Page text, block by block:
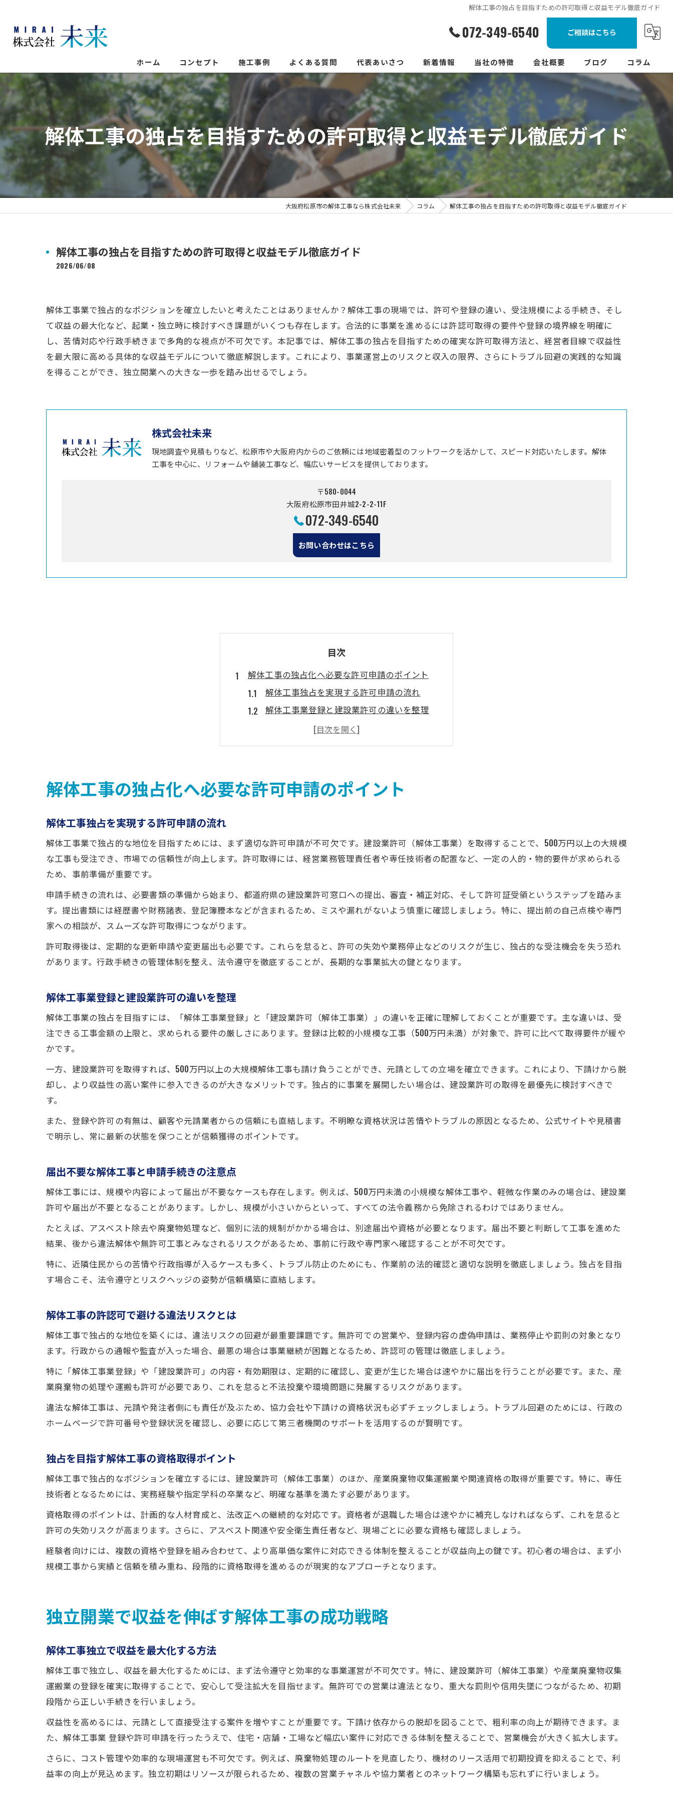
解体工事の独占を目指すための許可取得と収益モデル徹底ガイド
072-349-6540 ご相談はこちら
ホーム コンセプト 施工事例 よくある質問 代表あいさつ 新着情報 当社の特徴
補助金
見積もり
スピード対応
リフォーム
舗装工事
会社概要 ブログ コラム
解体工事の独占を目指すための許可取得と収益モデル徹底ガイド
大阪府松原市の解体工事なら株式会社未来 コラム 解体工事の独占を目指すための許可取得と収益モデル徹底ガイド
解体工事の独占を目指すための許可取得と収益モデル徹底ガイド
2026/06/08
解体工事業で独占的なポジションを確立したいと考えたことはありませんか？解体工事の現場では、許可や登録の違い、受注規模による手続き、そし
て収益の最大化など、起業・独立時に検討すべき課題がいくつも存在します。合法的に事業を進めるには許認可取得の要件や登録の境界線を明確に
し、苦情対応や行政手続きまで多角的な視点が不可欠です。本記事では、解体工事の独占を目指すための確実な許可取得方法と、経営者目線で収益性
を最大限に高める具体的な収益モデルについて徹底解説します。これにより、事業運営上のリスクと収入の限界、さらにトラブル回避の実践的な知識
を得ることができ、独立開業への大きな一歩を踏み出せるでしょう。
株式会社未来
現地調査や見積もりなど、松原市や大阪府内からのご依頼には地域密着型のフットワークを活かして、スピード対応いたします。解体
工事を中心に、リフォームや舗装工事など、幅広いサービスを提供しております。
〒580-0044
大阪府松原市田井城2-2-2-11F
072-349-6540
お問い合わせはこちら
目次
解体工事の独占化へ必要な許可申請のポイント
解体工事独占を実現する許可申請の流れ
解体工事業登録と建設業許可の違いを整理
届出不要な解体工事と申請手続きの注意点
解体工事の許認可で避ける違法リスクとは
独立開業で収益を伸ばす解体工事の成功戦略
解体工事独立で収益を最大化する方法
解体工事の登録資格が収益モデルに与える差
受注拡大に効く解体工事の営業戦略とは
解体工事の許認可で押さえるべき法的要点
違法解体通報リスクを防ぐ経営ノウハウ
解体工事独占に直結する登録資格の活用術
登録申請時の法的トラブル回避の実践策
違法解体通報を防ぐ現場管理のポイント
独占目指す経営者が知るべき収益モデルの極意
下請けから元請けへ解体工事の収益変化
一人親方と法人経営の収益比較と課題
解体工事の独占化へ必要な許可申請のポイント
解体工事独占を実現する許可申請の流れ
解体工事業で独占的な地位を目指すためには、まず適切な許可申請が不可欠です。建設業許可（解体工事業）を取得することで、500万円以上の大規模
な工事も受注でき、市場での信頼性が向上します。許可取得には、経営業務管理責任者や専任技術者の配置など、一定の人的・物的要件が求められる
ため、事前準備が重要です。
申請手続きの流れは、必要書類の準備から始まり、都道府県の建設業許可窓口への提出、審査・補正対応、そして許可証受領というステップを踏みま
す。提出書類には経歴書や財務諸表、登記簿謄本などが含まれるため、ミスや漏れがないよう慎重に確認しましょう。特に、提出前の自己点検や専門
家への相談が、スムーズな許可取得につながります。
許可取得後は、定期的な更新申請や変更届出も必要です。これらを怠ると、許可の失効や業務停止などのリスクが生じ、独占的な受注機会を失う恐れ
があります。行政手続きの管理体制を整え、法令遵守を徹底することが、長期的な事業拡大の鍵となります。
解体工事業登録と建設業許可の違いを整理
解体工事業の独占を目指すには、「解体工事業登録」と「建設業許可（解体工事業）」の違いを正確に理解しておくことが重要です。主な違いは、受
注できる工事金額の上限と、求められる要件の厳しさにあります。登録は比較的小規模な工事（500万円未満）が対象で、許可に比べて取得要件が緩や
かです。
一方、建設業許可を取得すれば、500万円以上の大規模解体工事も請け負うことができ、元請としての立場を確立できます。これにより、下請けから脱
却し、より収益性の高い案件に参入できるのが大きなメリットです。独占的に事業を展開したい場合は、建設業許可の取得を最優先に検討すべきで
す。
また、登録や許可の有無は、顧客や元請業者からの信頼にも直結します。不明瞭な資格状況は苦情やトラブルの原因となるため、公式サイトや見積書
で明示し、常に最新の状態を保つことが信頼獲得のポイントです。
届出不要な解体工事と申請手続きの注意点
解体工事には、規模や内容によって届出が不要なケースも存在します。例えば、500万円未満の小規模な解体工事や、軽微な作業のみの場合は、建設業
許可や届出が不要となることがあります。しかし、規模が小さいからといって、すべての法令義務から免除されるわけではありません。
たとえば、アスベスト除去や廃棄物処理など、個別に法的規制がかかる場合は、別途届出や資格が必要となります。届出不要と判断して工事を進めた
結果、後から違法解体や無許可工事とみなされるリスクがあるため、事前に行政や専門家へ確認することが不可欠です。
特に、近隣住民からの苦情や行政指導が入るケースも多く、トラブル防止のためにも、作業前の法的確認と適切な説明を徹底しましょう。独占を目指
す場合こそ、法令遵守とリスクヘッジの姿勢が信頼構築に直結します。
解体工事の許認可で避ける違法リスクとは
解体工事で独占的な地位を築くには、違法リスクの回避が最重要課題です。無許可での営業や、登録内容の虚偽申請は、業務停止や罰則の対象となり
ます。行政からの通報や監査が入った場合、最悪の場合は事業継続が困難となるため、許認可の管理は徹底しましょう。
特に「解体工事業登録」や「建設業許可」の内容・有効期限は、定期的に確認し、変更が生じた場合は速やかに届出を行うことが必要です。また、産
業廃棄物の処理や運搬も許可が必要であり、これを怠ると不法投棄や環境問題に発展するリスクがあります。
違法な解体工事は、元請や発注者側にも責任が及ぶため、協力会社や下請けの資格状況も必ずチェックしましょう。トラブル回避のためには、行政の
ホームページで許可番号や登録状況を確認し、必要に応じて第三者機関のサポートを活用するのが賢明です。
独占を目指す解体工事の資格取得ポイント
解体工事で独占的なポジションを確立するには、建設業許可（解体工事業）のほか、産業廃棄物収集運搬業や関連資格の取得が重要です。特に、専任
技術者となるためには、実務経験や指定学科の卒業など、明確な基準を満たす必要があります。
資格取得のポイントは、計画的な人材育成と、法改正への継続的な対応です。資格者が退職した場合は速やかに補充しなければならず、これを怠ると
許可の失効リスクが高まります。さらに、アスベスト関連や安全衛生責任者など、現場ごとに必要な資格も確認しましょう。
経験者向けには、複数の資格や登録を組み合わせて、より高単価な案件に対応できる体制を整えることが収益向上の鍵です。初心者の場合は、まず小
規模工事から実績と信頼を積み重ね、段階的に資格取得を進めるのが現実的なアプローチとなります。
独立開業で収益を伸ばす解体工事の成功戦略
解体工事独立で収益を最大化する方法
解体工事で独立し、収益を最大化するためには、まず法令遵守と効率的な事業運営が不可欠です。特に、建設業許可（解体工事業）や産業廃棄物収集
運搬業の登録を確実に取得することで、安心して受注拡大を目指せます。無許可での営業は違法となり、重大な罰則や信用失墜につながるため、初期
段階から正しい手続きを行いましょう。
収益性を高めるには、元請として直接受注する案件を増やすことが重要です。下請け依存からの脱却を図ることで、粗利率の向上が期待できます。ま
た、解体工事業 登録や許可申請を行ったうえで、住宅・店舗・工場など幅広い案件に対応できる体制を整えることで、営業機会が大きく拡大します。
さらに、コスト管理や効率的な現場運営も不可欠です。例えば、廃棄物処理のルートを見直したり、機材のリース活用で初期投資を抑えることで、利
益率の向上が見込めます。独立初期はリソースが限られるため、複数の営業チャネルや協力業者とのネットワーク構築も忘れずに行いましょう。
お問い合わせはこちら
お問い合わせはこちら